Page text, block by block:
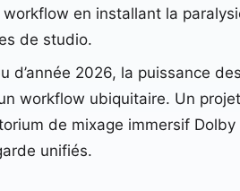
en installant la
de studio.
d’année 2026, la puissance
workflow ubiquitaire. Un
de mixage immersif
unifiés.